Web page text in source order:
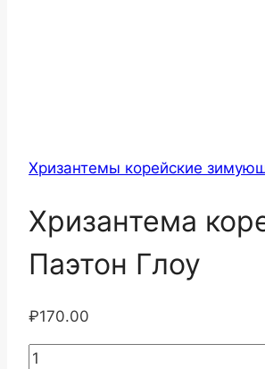
Хризантемы корейские
Хризантема
Паэтон Глоу
₽170.00
Количество